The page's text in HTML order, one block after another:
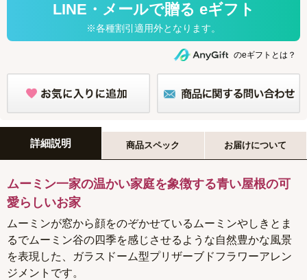
のeギフトとは？
詳細説明 商品スペック お届けについて
ムーミン一家の温かい家庭を象徴する青い屋根の可
愛らしいお家
ムーミンが窓から顔をのぞかせているムーミンやしきとま
るでムーミン谷の四季を感じさせるような自然豊かな風景
を表現した、ガラスドーム型プリザーブドフラワーアレン
ジメントです。